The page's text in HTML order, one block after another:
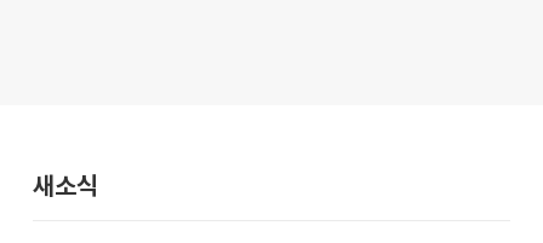
새소식